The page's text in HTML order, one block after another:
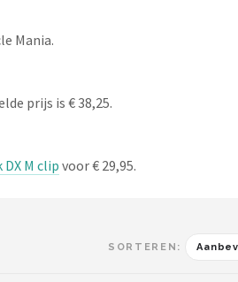
Mania.
prijs is € 38,25.
M clip voor € 29,95.
SORTEREN: